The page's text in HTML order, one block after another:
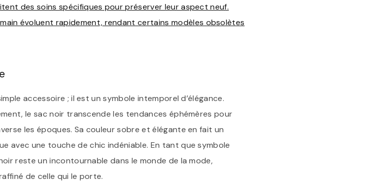
des soins spécifiques pour préserver leur aspect neuf.
évoluent rapidement, rendant certains modèles obsolètes
accessoire ; il est un symbole intemporel d’élégance.
le sac noir transcende les tendances éphémères pour
les époques. Sa couleur sobre et élégante en fait un
avec une touche de chic indéniable. En tant que symbole
reste un incontournable dans le monde de la mode,
de celle qui le porte.